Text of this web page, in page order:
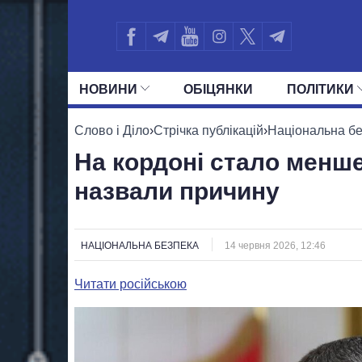
НОВИНИ ОБIЦЯНКИ ПОЛIТИКИ
УСІ ПОЛІТИКИ ПРЕЗИДЕНТ І
Слово і Діло›Стрічка публікацій›Національна
На кордоні стало
назвали причину
НАЦІОНАЛЬНА БЕЗПЕКА 14 червня 2026, 12:46
Читати російською